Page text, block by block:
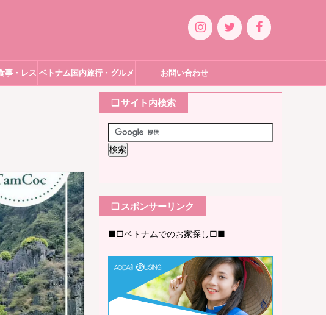
事・レス ベトナム国内旅行・グルメ お問い合わせ
❏ サイト内検索
❏ スポンサーリンク
■□ベトナムでのお家探し□■